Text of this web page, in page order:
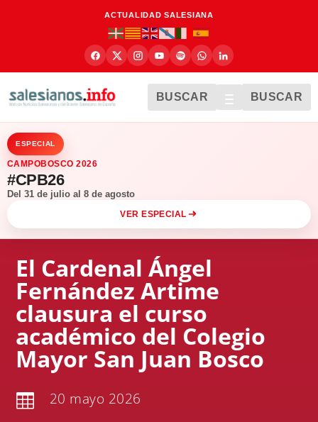
ACTUALIDAD SALESIANA
BUSCAR BUSCAR
ESPECIAL
CAMPOBOSCO 2026
#CPB26
Del 31 de julio al 8 de agosto
VER ESPECIAL
El Cardenal Ángel
Fernández Artime
clausura el curso
académico del Colegio
Mayor San Juan Bosco
 20 mayo 2026